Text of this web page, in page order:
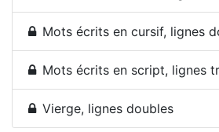
Mots écrits en cursif, lignes
Mots écrits en script, lignes
Vierge, lignes doubles